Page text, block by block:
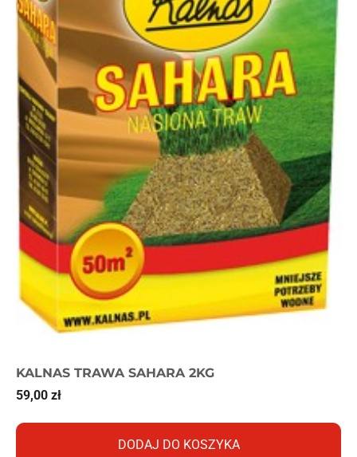
KALNAS TRAWA SAHARA 2KG
59,00 zł
DODAJ DO KOSZYKA